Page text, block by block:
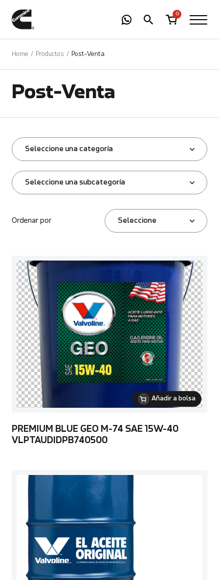
0
Home Productos Post-Venta
Post-Venta
Seleccione una categoría
Seleccione una subcategoría
Ordenar por Seleccione
Añadir a bolsa
PREMIUM BLUE GEO M-74 SAE 15W-40
VLPTAUDIDPB740500